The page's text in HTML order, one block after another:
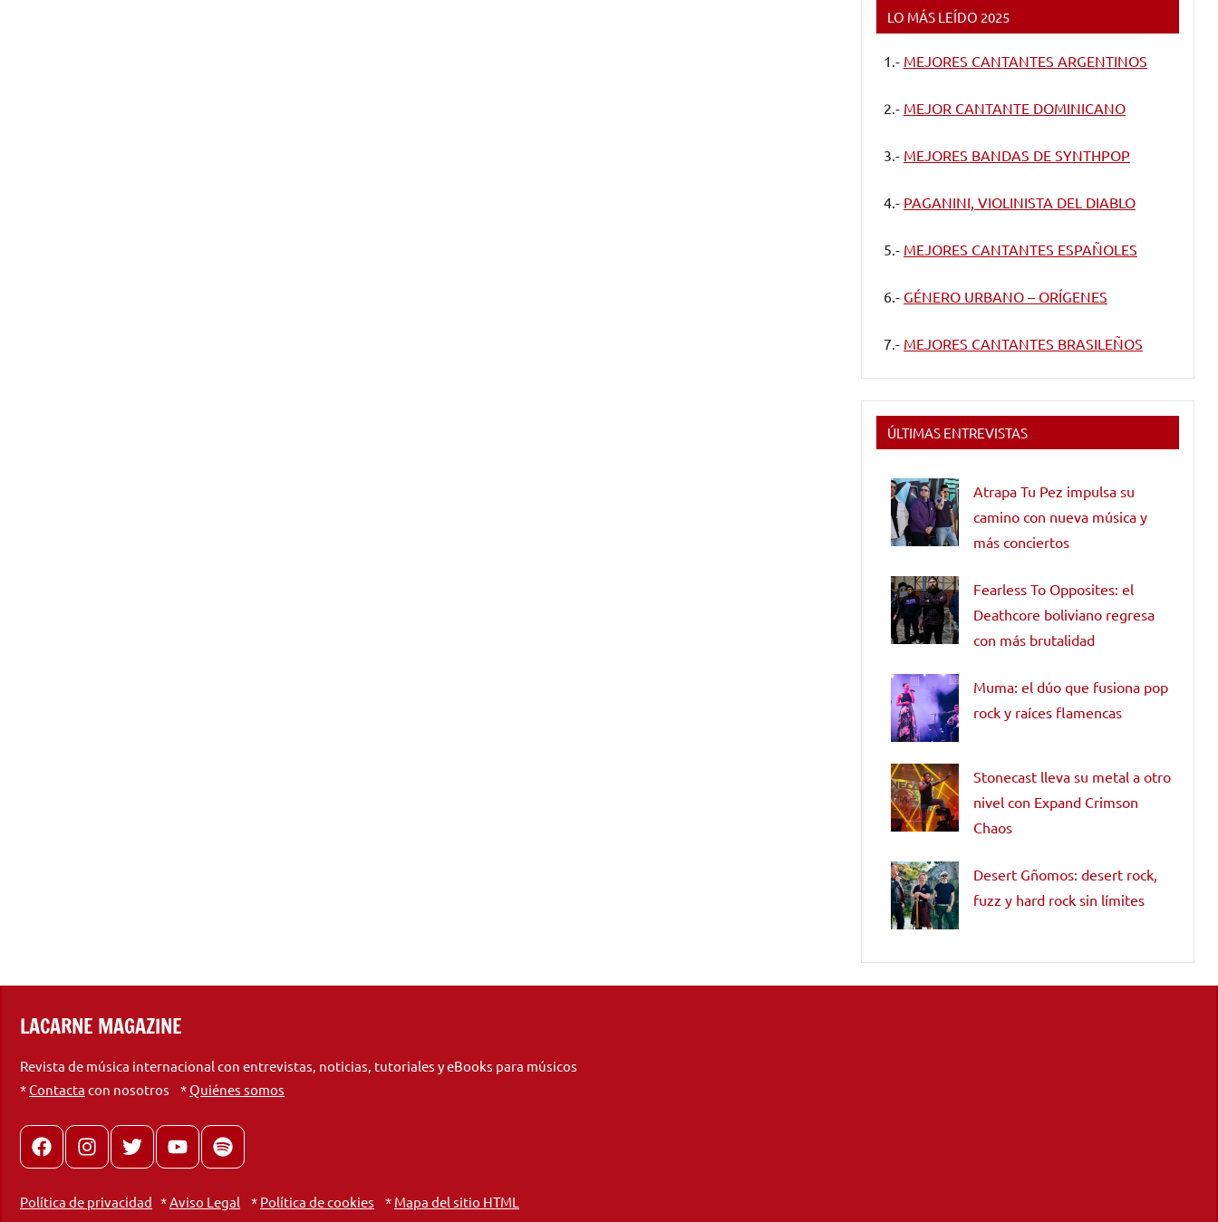
LO MÁS LEÍDO 2025
1.- MEJORES CANTANTES ARGENTINOS
2.- MEJOR CANTANTE DOMINICANO
3.- MEJORES BANDAS DE SYNTHPOP
4.- PAGANINI, VIOLINISTA DEL DIABLO
5.- MEJORES CANTANTES ESPAÑOLES
6.- GÉNERO URBANO – ORÍGENES
7.- MEJORES CANTANTES BRASILEÑOS
ÚLTIMAS ENTREVISTAS
Atrapa Tu Pez impulsa su
camino con nueva música y
más conciertos
Fearless To Opposites: el
Deathcore boliviano regresa
con más brutalidad
Muma: el dúo que fusiona pop
rock y raíces flamencas
Stonecast lleva su metal a otro
nivel con Expand Crimson
Chaos
Desert Gñomos: desert rock,
fuzz y hard rock sin límites
LACARNE MAGAZINE
Revista de música internacional con entrevistas, noticias, tutoriales y eBooks para músicos
*Contacta con nosotros *Quiénes somos
FacebookInstagram
X youtubespotify
Política de privacidad *Aviso Legal * Política de cookies * Mapa del sitio HTML